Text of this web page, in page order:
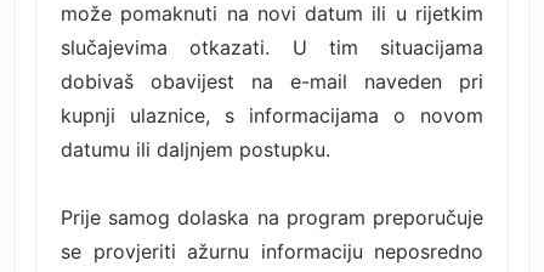
može pomaknuti na novi datum ili u rijetkim
slučajevima otkazati. U tim situacijama
dobivaš obavijest na e-mail naveden pri
kupnji ulaznice, s informacijama o novom
datumu ili daljnjem postupku.
Prije samog dolaska na program preporučuje
se provjeriti ažurnu informaciju neposredno